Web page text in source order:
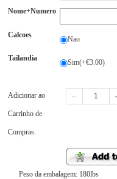
Nome+Numero
Calcoes Nao
Tailandia Sim(+€3.00)
Adicionar ao
Carrinho de
Compras:
Peso da embalagem: 180lbs